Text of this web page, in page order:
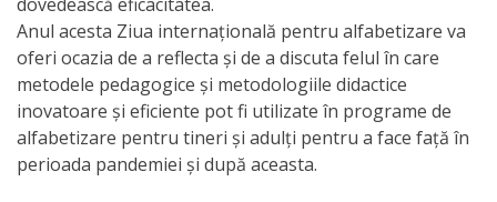
activitate
Transparență
Achiziții
publice
Anul acesta Ziua internaţională pentru alfabetizare va
oferi ocazia de a reflecta şi de a discuta felul în care
metodele pedagogice şi metodologiile didactice
inovatoare şi eficiente pot fi utilizate în programe de
alfabetizare pentru tineri şi adulţi pentru a face faţă în
perioada pandemiei şi după aceasta.